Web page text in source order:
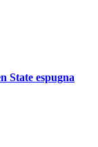
State espugna